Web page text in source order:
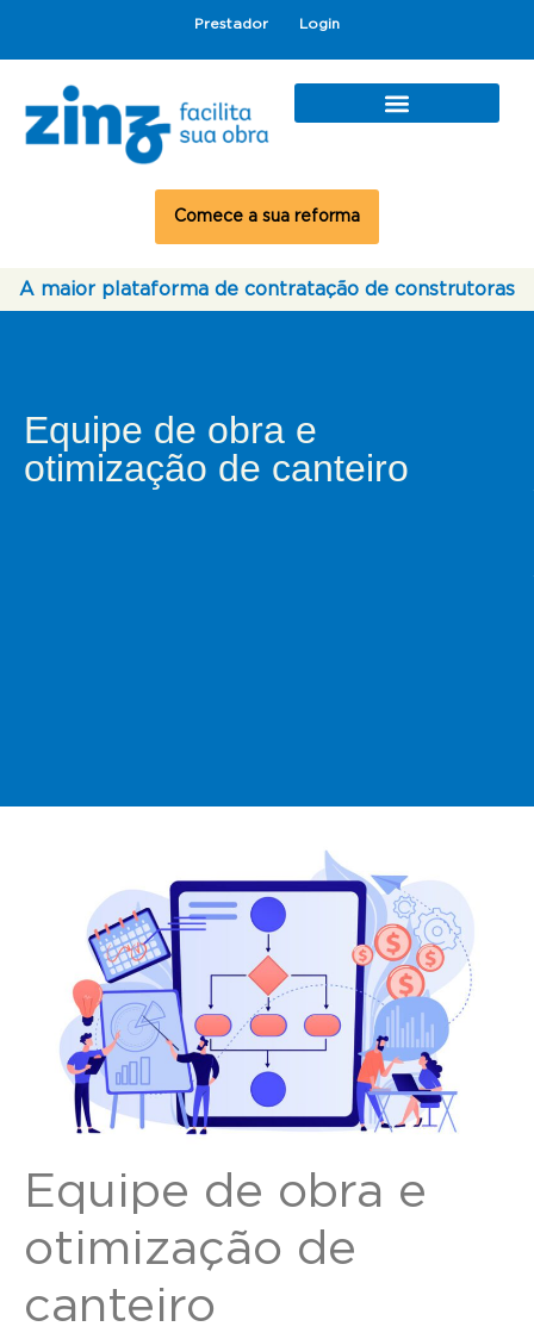
Prestador Login
Comece a sua reforma
A maior plataforma de contratação de construtoras
Equipe de obra e
otimização de canteiro
Equipe de obra e
otimização de
canteiro